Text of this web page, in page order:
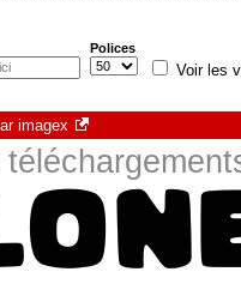
Polices
Voir les
imagex